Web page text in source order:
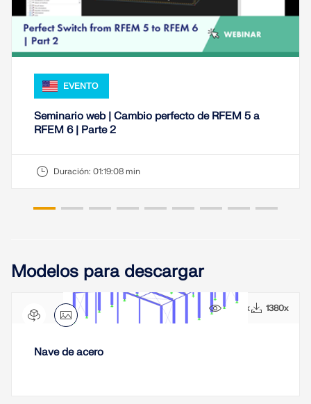
ZONAS DE CARGA
EVENTO
Seminario web | Cambio perfecto de RFEM 5 a
RFEM 6 | Parte 2
Duración: 01:19:08 min
Modelos para descargar
9465x 1380x
Nave de acero